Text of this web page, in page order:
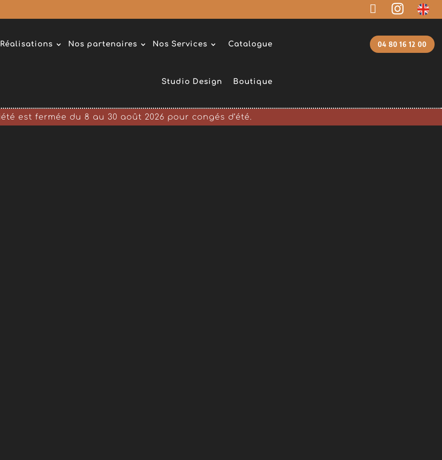


Réalisations Nos partenaires Nos Services Catalogue
Studio Design Boutique
04 80 16 12 00
est fermée du 8 au 30 août 2026 pour congés d’été.